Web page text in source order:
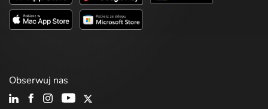
Obserwuj nas